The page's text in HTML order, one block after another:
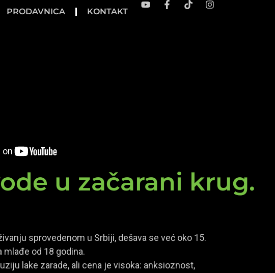
PRODAVNICA KONTAKT
u začarani krug.
sprovedenom u Srbiji, dešava se već oko 15.
od 18 godina.
lake zarade, ali cena je visoka: anksioznost,